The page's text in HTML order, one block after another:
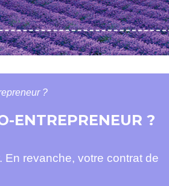
?
ENTREPRENEUR ?
revanche, votre contrat de